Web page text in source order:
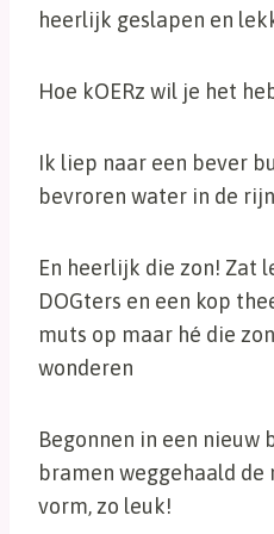
heerlijk geslapen en
Hoe kOERz wil je het
Ik liep naar een bever
bevroren water in de rijn
En heerlijk die zon! Zat
DOGters en een kop
muts op maar hé die
wonderen
Begonnen in een nieuw
bramen weggehaald
vorm, zo leuk!